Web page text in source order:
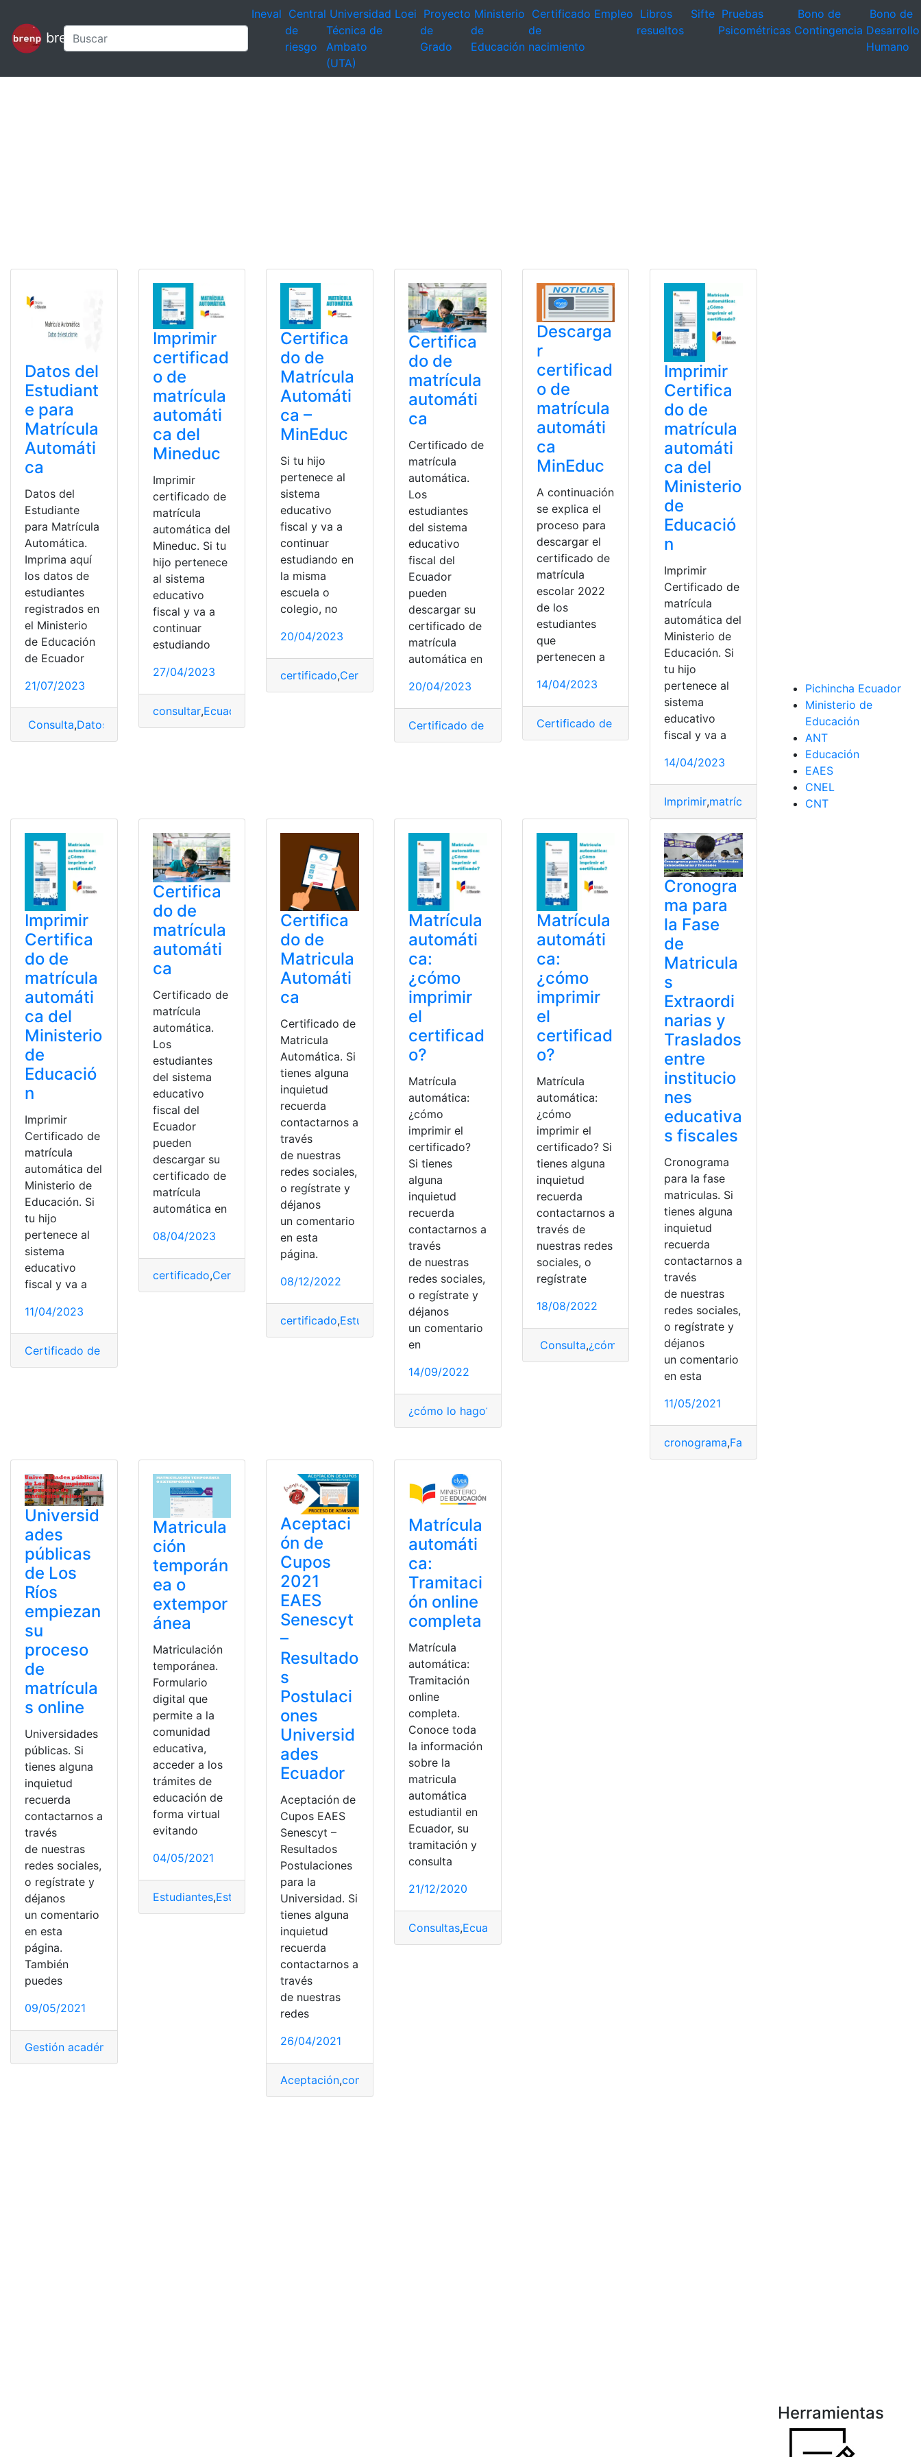
brenp
Ineval Central
de
riesgo
Universidad
Técnica de
Ambato
(UTA)
Loei Proyecto
de
Grado
Ministerio
de
Educación
Certificado
de
nacimiento
Empleo Libros
resueltos
Sifte Pruebas
Psicométricas
Bono de
Contingencia
Bono de
Desarrollo
Humano
Datos del
Estudiant
e para
Matrícula
Automáti
ca
Datos del
Estudiante
para Matrícula
Automática.
Imprima aquí
los datos de
estudiantes
registrados en
el Ministerio
de Educación
de Ecuador
21/07/2023
Consulta,Datos estudiante,matrícula,Matrícula automática
Imprimir
certificad
o de
matrícula
automáti
ca del
Mineduc
Imprimir
certificado de
matrícula
automática del
Mineduc. Si tu
hijo pertenece
al sistema
educativo
fiscal y va a
continuar
estudiando
27/04/2023
consultar,Ecuador Matrícula automática,Matrículas,MINEDUC
Certifica
do de
Matrícula
Automáti
ca –
MinEduc
Si tu hijo
pertenece al
sistema
educativo
fiscal y va a
continuar
estudiando en
la misma
escuela o
colegio, no
20/04/2023
certificado,Certificado de matrícula Matrículas,MINEDUC
Certifica
do de
matrícula
automáti
ca
Certificado de
matrícula
automática.
Los
estudiantes
del sistema
educativo
fiscal del
Ecuador
pueden
descargar su
certificado de
matrícula
automática en
20/04/2023
Certificado de matrícula ,Ecuador,matrícula Matrícula automática
Descarga
r
certificad
o de
matrícula
automáti
ca
MinEduc
A continuación
se explica el
proceso para
descargar el
certificado de
matrícula
escolar 2022
de los
estudiantes
que
pertenecen a
14/04/2023
Certificado de matrícula ,Descargar certificado de matrícula,Ecuador
Imprimir
Certifica
do de
matrícula
automáti
ca del
Ministerio
de
Educació
n
Imprimir
Certificado de
matrícula
automática del
Ministerio de
Educación. Si
tu hijo
pertenece al
sistema
educativo
fiscal y va a
14/04/2023
Imprimir,matrícula Matrícula automática
Imprimir
Certifica
do de
matrícula
automáti
ca del
Ministerio
de
Educació
n
Imprimir
Certificado de
matrícula
automática del
Ministerio de
Educación. Si
tu hijo
pertenece al
sistema
educativo
fiscal y va a
11/04/2023
Certificado de matrícula
Certifica
do de
matrícula
automáti
ca
Certificado de
matrícula
automática.
Los
estudiantes
del sistema
educativo
fiscal del
Ecuador
pueden
descargar su
certificado de
matrícula
automática en
08/04/2023
certificado,Certificado de matrícula, Imprimir Certificado de matrícula matrícula,Matrícula automática
Certifica
do de
Matricula
Automáti
ca
Certificado de
Matricula
Automática. Si
tienes alguna
inquietud
recuerda
contactarnos a
través
de nuestras
redes sociales,
o regístrate y
déjanos
un comentario
en esta
página.
08/12/2022
certificado,Estudiantes Fiscal Matrícula automática
Matrícula
automáti
ca:
¿cómo
imprimir
el
certificad
o?
Matrícula
automática:
¿cómo
imprimir el
certificado?
Si tienes
alguna
inquietud
recuerda
contactarnos a
través
de nuestras
redes sociales,
o regístrate y
déjanos
un comentario
en
14/09/2022
¿cómo lo hago? Ecuador,Educación
Matrícula
automáti
ca:
¿cómo
imprimir
el
certificad
o?
Matrícula
automática:
¿cómo
imprimir el
certificado? Si
tienes alguna
inquietud
recuerda
contactarnos a
través de
nuestras redes
sociales, o
regístrate
18/08/2022
Consulta,¿cómo lo hago?,¿Qué es?
Cronogra
ma para
la Fase
de
Matricula
s
Extraordi
narias y
Traslados
entre
institucio
nes
educativa
s fiscales
Cronograma
para la fase
matriculas. Si
tienes alguna
inquietud
recuerda
contactarnos a
través
de nuestras
redes sociales,
o regístrate y
déjanos
un comentario
en esta
11/05/2021
cronograma,Fases
Universid
ades
públicas
de Los
Ríos
empiezan
su
proceso
de
matrícula
s online
Universidades
públicas. Si
tienes alguna
inquietud
recuerda
contactarnos a
través
de nuestras
redes sociales,
o regístrate y
déjanos
un comentario
en esta
página.
También
puedes
09/05/2021
Gestión académica Matrícula automática
Matricula
ción
temporán
ea o
extempor
ánea
Matriculación
temporánea.
Formulario
digital que
permite a la
comunidad
educativa,
acceder a los
trámites de
educación de
forma virtual
evitando
04/05/2021
Estudiantes,Estudiar Instituciones educativas Institutos, Instructivos
Aceptaci
ón de
Cupos
2021
EAES
Senescyt
–
Resultado
s
Postulaci
ones
Universid
ades
Ecuador
Aceptación de
Cupos EAES
Senescyt –
Resultados
Postulaciones
para la
Universidad. Si
tienes alguna
inquietud
recuerda
contactarnos a
través
de nuestras
redes
26/04/2021
Aceptación,comprobante de aceptación
Matrícula
automáti
ca:
Tramitaci
ón online
completa
Matrícula
automática:
Tramitación
online
completa.
Conoce toda
la información
sobre la
matricula
automática
estudiantil en
Ecuador, su
tramitación y
consulta
21/12/2020
Consultas,Ecuador
Pichincha Ecuador
Ministerio de
Educación
ANT
Educación
EAES
CNEL
CNT
Herramientas